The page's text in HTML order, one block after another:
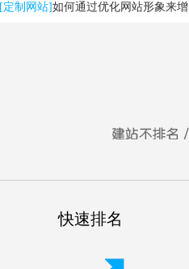
[定制网站]如何通过优化网站形象来增
快速排名